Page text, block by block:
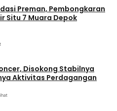
Preman, Pembongkaran
Situ 7 Muara Depok
Disokong Stabilnya
Aktivitas Perdagangan